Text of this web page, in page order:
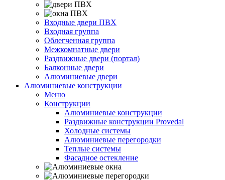
Входные двери ПВХ
Входная группа
Облегченная группа
Межкомнатные двери
Раздвижные двери (портал)
Балконные двери
Алюминиевые двери
Алюминиевые конструкции
Меню
Конструкции
Алюминиевые конструкции
Раздвижные конструкции Provedal
Холодные системы
Алюминиевые перегородки
Теплые системы
Фасадное остекление